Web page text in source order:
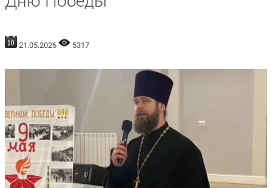
21.05.2026 5317